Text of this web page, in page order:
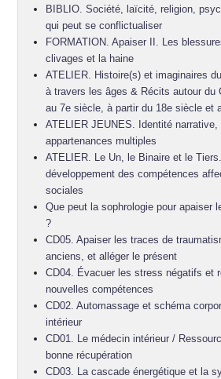
BIBLIO. Société, laïcité, religion,
qui peut se conflictualiser
FORMATION. Apaiser II. Les
clivages et la haine
ATELIER. Histoire(s) et imaginaires
à travers les âges & Récits autour du
au 7e siècle, à partir du 18e siècle et
ATELIER JEUNES. Identité
appartenances multiples
ATELIER. Le Un, le Binaire et le
développement des compétences
sociales
Que peut la sophrologie pour apaiser
?
CD05. Apaiser les traces de
anciens, et alléger le présent
CD04. Évacuer les stress négatifs et
nouvelles compétences
CD02. Automassage et schéma
intérieur
CD01. Le médecin intérieur /
bonne récupération
CD03. La cascade énergétique et la